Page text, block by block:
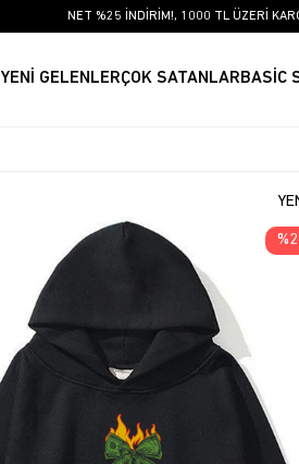
NET %25 İNDİRİM!, 1000 TL ÜZERİ
YENİ GELENLERÇOK SATANLARBASİC